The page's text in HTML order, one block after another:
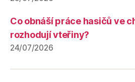
Co obnáší práce hasičů ve
rozhodují vteřiny?
24/07/2026